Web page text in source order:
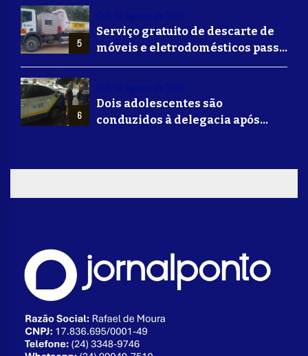
5
Serviço gratuito de descarte de
móveis e eletrodomésticos passa
a ser oferecido em Volta
6
Dois adolescentes são
conduzidos à delegacia após